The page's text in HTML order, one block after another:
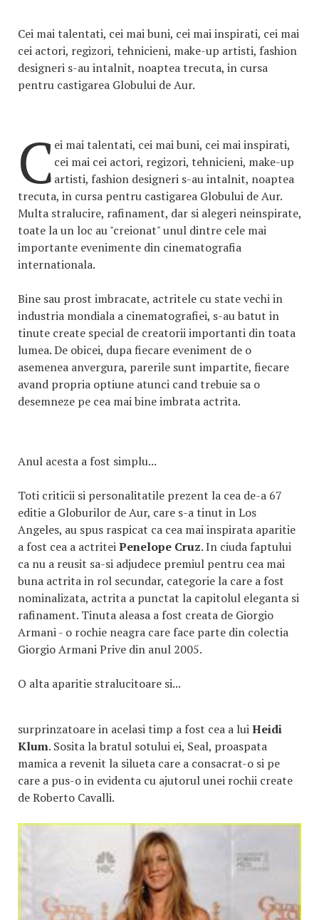
Cei mai talentati, cei mai buni, cei mai inspirati, cei mai
cei actori, regizori, tehnicieni, make-up artisti, fashion
designeri s-au intalnit, noaptea trecuta, in cursa
pentru castigarea Globului de Aur.
C ei mai talentati, cei mai buni, cei mai inspirati,
cei mai cei actori, regizori, tehnicieni, make-up
artisti, fashion designeri s-au intalnit, noaptea
trecuta, in cursa pentru castigarea Globului de Aur.
Multa stralucire, rafinament, dar si alegeri neinspirate,
toate la un loc au "creionat" unul dintre cele mai
importante evenimente din cinematografia
internationala.
Bine sau prost imbracate, actritele cu state vechi in
industria mondiala a cinematografiei, s-au batut in
tinute create special de creatorii importanti din toata
lumea. De obicei, dupa fiecare eveniment de o
asemenea anvergura, parerile sunt impartite, fiecare
avand propria optiune atunci cand trebuie sa o
desemneze pe cea mai bine imbrata actrita.
Anul acesta a fost simplu...
Toti criticii si personalitatile prezent la cea de-a 67
editie a Globurilor de Aur, care s-a tinut in Los
Angeles, au spus raspicat ca cea mai inspirata aparitie
a fost cea a actriteiPenelope Cruz. In ciuda faptului
ca nu a reusit sa-si adjudece premiul pentru cea mai
buna actrita in rol secundar, categorie la care a fost
nominalizata, actrita a punctat la capitolul eleganta si
rafinament. Tinuta aleasa a fost creata de Giorgio
Armani - o rochie neagra care face parte din colectia
Giorgio Armani Prive din anul 2005.
O alta aparitie stralucitoare si...
surprinzatoare in acelasi timp a fost cea a luiHeidi
Klum. Sosita la bratul sotului ei, Seal, proaspata
mamica a revenit la silueta care a consacrat-o si pe
care a pus-o in evidenta cu ajutorul unei rochii create
de Roberto Cavalli.